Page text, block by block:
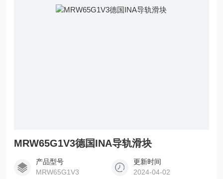
MRW65G1V3德国INA导轨滑块
产品型号
MRW65G1V3
更新时间
2024-04-02